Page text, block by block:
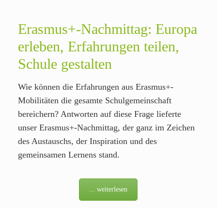
Erasmus+-Nachmittag: Europa
erleben, Erfahrungen teilen,
Schule gestalten
Wie können die Erfahrungen aus Erasmus+-
Mobilitäten die gesamte Schulgemeinschaft
bereichern? Antworten auf diese Frage lieferte
unser Erasmus+-Nachmittag, der ganz im Zeichen
des Austauschs, der Inspiration und des
gemeinsamen Lernens stand.
... weiterlesen